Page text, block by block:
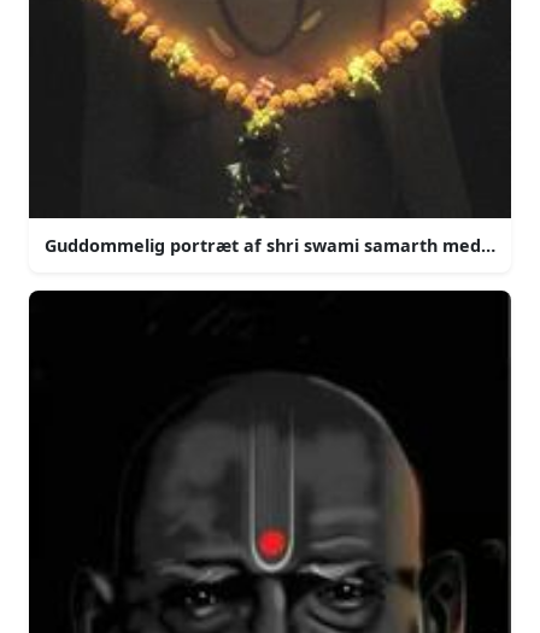
Guddommelig portræt af shri swami samarth med krans